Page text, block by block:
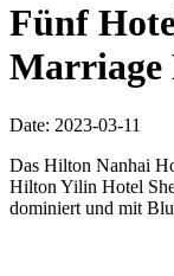
Fünf
Marriage
Date: 2023-03-11
Das Hilton Nanhai
Hilton Yilin Hotel
dominiert und mit